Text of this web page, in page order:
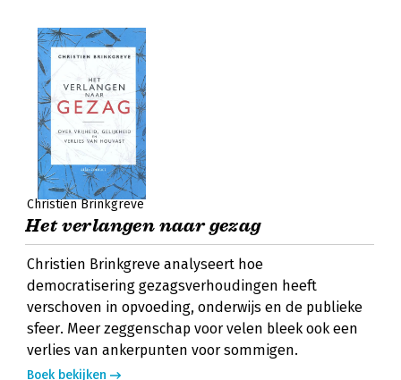
Christien Brinkgreve
Het verlangen naar gezag
Christien Brinkgreve analyseert hoe
democratisering gezagsverhoudingen heeft
verschoven in opvoeding, onderwijs en de publieke
sfeer. Meer zeggenschap voor velen bleek ook een
verlies van ankerpunten voor sommigen.
Boek bekijken